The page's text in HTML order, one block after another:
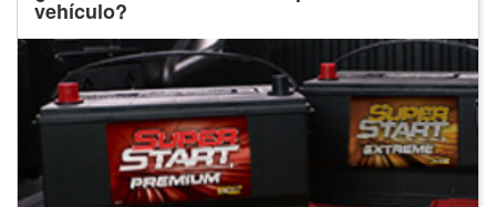
vehículo?